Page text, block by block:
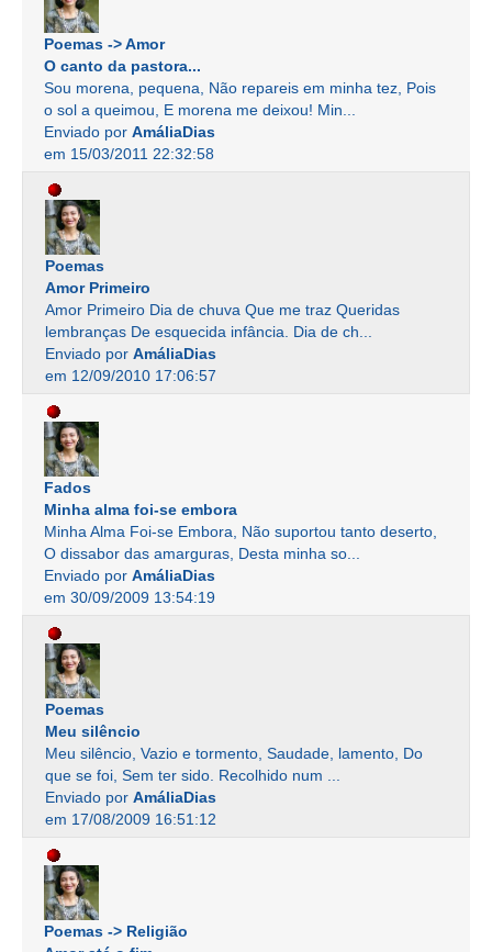
Poemas -> Amor
O canto da pastora...
Sou morena, pequena, Não repareis em minha tez, Pois
o sol a queimou, E morena me deixou! Min...
Enviado por AmáliaDias
em 15/03/2011 22:32:58
Poemas
Amor Primeiro
Amor Primeiro Dia de chuva Que me traz Queridas
lembranças De esquecida infância. Dia de ch...
Enviado por AmáliaDias
em 12/09/2010 17:06:57
Fados
Minha alma foi-se embora
Minha Alma Foi-se Embora, Não suportou tanto deserto,
O dissabor das amarguras, Desta minha so...
Enviado por AmáliaDias
em 30/09/2009 13:54:19
Poemas
Meu silêncio
Meu silêncio, Vazio e tormento, Saudade, lamento, Do
que se foi, Sem ter sido. Recolhido num ...
Enviado por AmáliaDias
em 17/08/2009 16:51:12
Poemas -> Religião